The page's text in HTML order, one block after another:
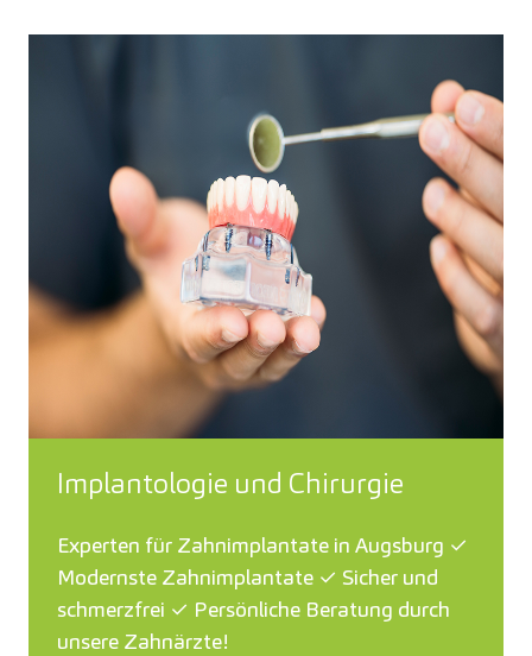
Implantologie und Chirurgie
Experten für Zahnimplantate in Augsburg ✓
Modernste Zahnimplantate ✓ Sicher und
schmerzfrei ✓ Persönliche Beratung durch
unsere Zahnärzte!